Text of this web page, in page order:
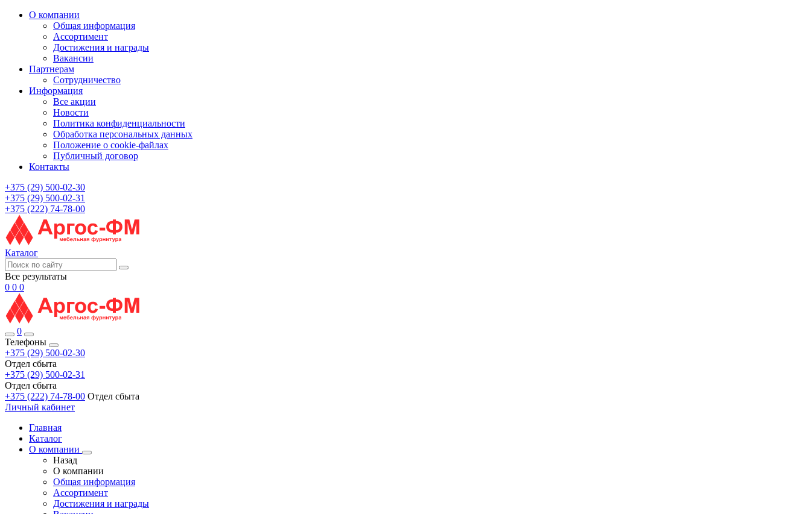
О компании
Общая информация
Ассортимент
Достижения и награды
Вакансии
Партнерам
Сотрудничество
Информация
Все акции
Новости
Политика конфиденциальности
Обработка персональных данных
Положение о cookie-файлах
Публичный договор
Контакты
+375 (29) 500-02-30
+375 (29) 500-02-31
+375 (222) 74-78-00
Каталог
Все результаты
0 0 0
0
Телефоны
+375 (29) 500-02-30
Отдел сбыта
+375 (29) 500-02-31
Отдел сбыта
+375 (222) 74-78-00 Отдел сбыта
Личный кабинет
Главная
Каталог
О компании
Назад
О компании
Общая информация
Ассортимент
Достижения и награды